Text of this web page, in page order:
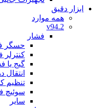
ابزار دقیق
همه موارد
v94.2
فشار
حسگر
کنترلر
گیج یا
انتقال
تنظیم
سوئیچ
سایر